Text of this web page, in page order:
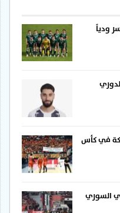
ودياً
في كأس
السوري